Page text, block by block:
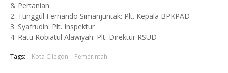
& Pertanian
2. Tunggul Fernando Simanjuntak: Plt. Kepala BPKPAD
3. Syafrudin: Plt. Inspektur
4. Ratu Robiatul Alawiyah: Plt. Direktur RSUD
Tags: Kota Cilegon Pemerintah